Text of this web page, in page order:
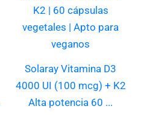
Solaray Vitamina D3
4000 UI (100 mcg) + K2
Alta potencia 60 ...